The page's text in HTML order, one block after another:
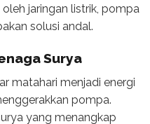
jaringan listrik, pompa
solusi andal.
Surya
matahari menjadi energi
pompa.
yang menangkap